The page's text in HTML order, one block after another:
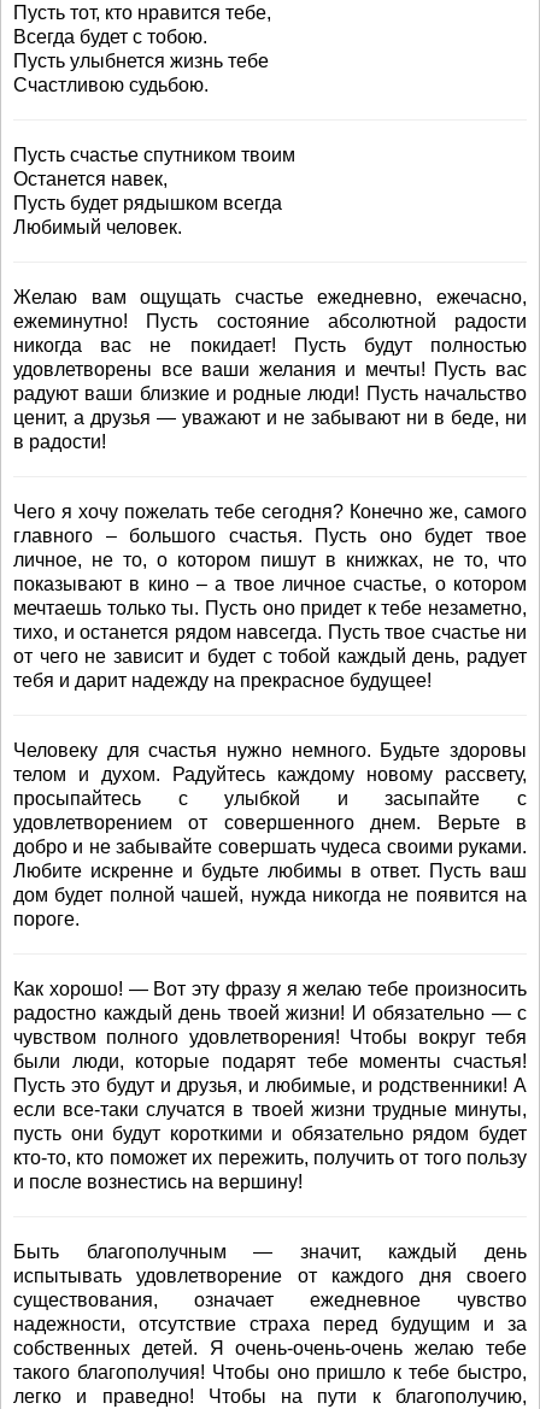
Пусть тот, кто нравится тебе,
Всегда будет с тобою.
Пусть улыбнется жизнь тебе
Счастливою судьбою.
Пусть счастье спутником твоим
Останется навек,
Пусть будет рядышком всегда
Любимый человек.
Желаю вам ощущать счастье ежедневно, ежечасно,
ежеминутно! Пусть состояние абсолютной радости
никогда вас не покидает! Пусть будут полностью
удовлетворены все ваши желания и мечты! Пусть вас
радуют ваши близкие и родные люди! Пусть начальство
ценит, а друзья — уважают и не забывают ни в беде, ни
в радости!
Чего я хочу пожелать тебе сегодня? Конечно же, самого
главного – большого счастья. Пусть оно будет твое
личное, не то, о котором пишут в книжках, не то, что
показывают в кино – а твое личное счастье, о котором
мечтаешь только ты. Пусть оно придет к тебе незаметно,
тихо, и останется рядом навсегда. Пусть твое счастье ни
от чего не зависит и будет с тобой каждый день, радует
тебя и дарит надежду на прекрасное будущее!
Человеку для счастья нужно немного. Будьте здоровы
телом и духом. Радуйтесь каждому новому рассвету,
просыпайтесь с улыбкой и засыпайте с
удовлетворением от совершенного днем. Верьте в
добро и не забывайте совершать чудеса своими руками.
Любите искренне и будьте любимы в ответ. Пусть ваш
дом будет полной чашей, нужда никогда не появится на
пороге.
Как хорошо! — Вот эту фразу я желаю тебе произносить
радостно каждый день твоей жизни! И обязательно — с
чувством полного удовлетворения! Чтобы вокруг тебя
были люди, которые подарят тебе моменты счастья!
Пусть это будут и друзья, и любимые, и родственники! А
если все-таки случатся в твоей жизни трудные минуты,
пусть они будут короткими и обязательно рядом будет
кто-то, кто поможет их пережить, получить от того пользу
и после вознестись на вершину!
Быть благополучным — значит, каждый день
испытывать удовлетворение от каждого дня своего
существования, означает ежедневное чувство
надежности, отсутствие страха перед будущим и за
собственных детей. Я очень-очень-очень желаю тебе
такого благополучия! Чтобы оно пришло к тебе быстро,
легко и праведно! Чтобы на пути к благополучию,